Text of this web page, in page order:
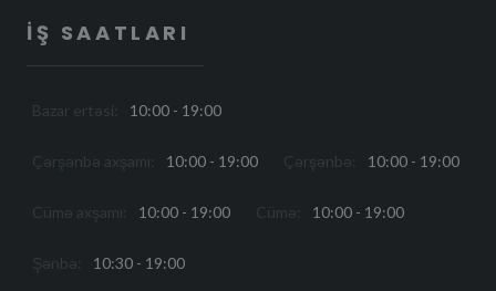
İŞ SAATLARI
Bazar ertəsi: 10:00 - 19:00
Çərşənbə axşamı: 10:00 - 19:00 Çərşənbə: 10:00 - 19:00
Cümə axşamı: 10:00 - 19:00 Cümə: 10:00 - 19:00
Şənbə: 10:30 - 19:00